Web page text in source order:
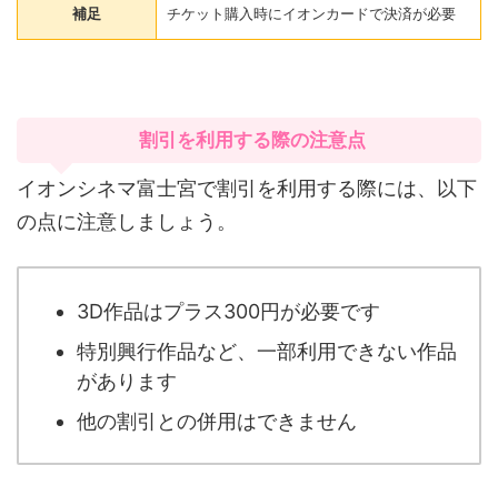
補足 チケット購入時にイオンカードで決済が必要
割引を利用する際の注意点
イオンシネマ富士宮で割引を利用する際には、以下
の点に注意しましょう。
3D作品はプラス300円が必要です
特別興行作品など、一部利用できない作品
があります
他の割引との併用はできません